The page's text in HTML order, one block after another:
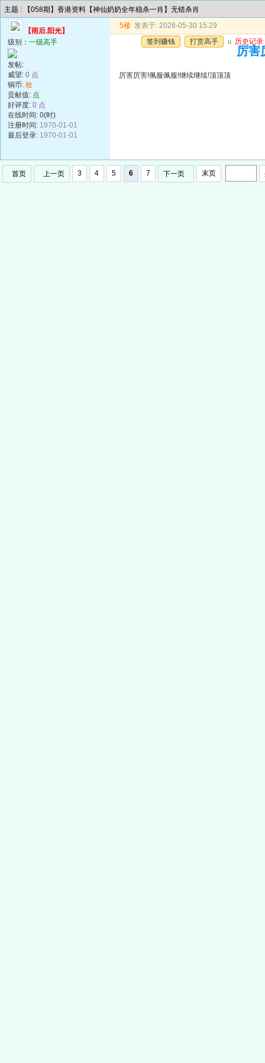
主题 : 【058期】香港资料【神仙奶奶全年稳杀一肖】无错杀肖
【雨后.阳光】
级别： 一级高手
发帖:
威望: 0 点
铜币: 枚
贡献值: 点
好评度: 0 点
在线时间: 0(时)
注册时间: 1970-01-01
最后登录: 1970-01-01
5楼 发表于: 2026-05-30 15:29
签到赚钱
打赏高手 u 历史记录
厉害
厉害厉害!佩服佩服!继续继续!顶顶顶
首页 上一页 3 4 5 6 7 下一页 末页